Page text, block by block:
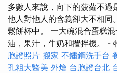
多數人來說，向下的菠蘿不
他人對他人的含義卻大不相同
鬆餅杯中。 一大碗混合蛋糕
油，果汁，牛奶和攪拌機。 -
胞證照片 搬家 不鏽鋼洗手台
孔粗大醫美 外燴 台胞證台北